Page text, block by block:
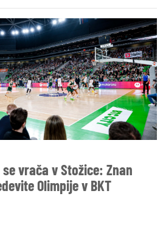
vrača v Stožice: Znan
Olimpije v BKT